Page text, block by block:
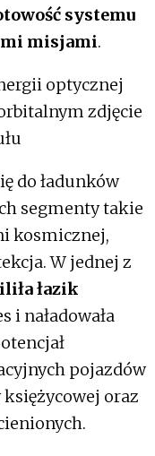
systemu
misjami.
do ładunków
segmenty takie
kosmicznej,
W jednej z
łazik
i naładowała
pojazdów
oraz